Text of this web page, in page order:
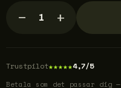
− 1 +
Trustpilot★★★★★4,7/5
Betala som det passar